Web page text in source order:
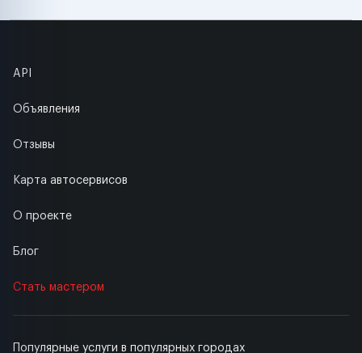
Популярные услуги в популярных городах
API
Объявления
Отзывы
Карта автосервисов
О проекте
Блог
Стать мастером